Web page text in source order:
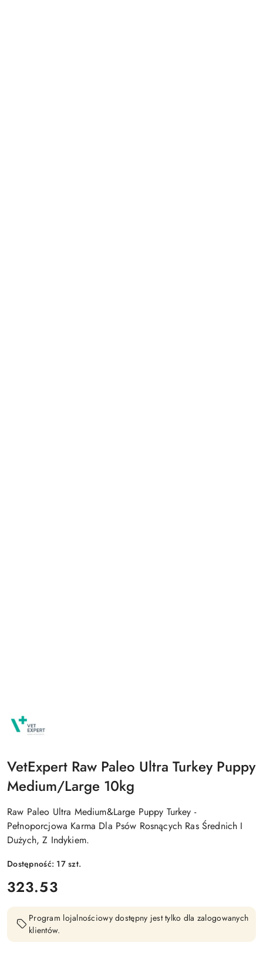
NAZWA
PRODUCENTA:
RAW
VetExpert Raw Paleo Ultra Turkey Puppy
Medium/Large 10kg
Raw Paleo Ultra Medium&Large Puppy Turkey -
Pełnoporcjowa Karma Dla Psów Rosnących Ras Średnich I
Dużych, Z Indykiem.
Dostępność: 17szt.
cena:
323.53
Program lojalnościowy dostępny jest tylko dla zalogowanych
klientów.